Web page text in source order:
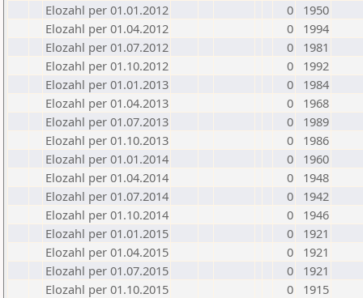
Elozahl per 01.01.2012
0
1950
Elozahl per 01.04.2012
0
1994
Elozahl per 01.07.2012
0
1981
Elozahl per 01.10.2012
0
1992
Elozahl per 01.01.2013
0
1984
Elozahl per 01.04.2013
0
1968
Elozahl per 01.07.2013
0
1989
Elozahl per 01.10.2013
0
1986
Elozahl per 01.01.2014
0
1960
Elozahl per 01.04.2014
0
1948
Elozahl per 01.07.2014
0
1942
Elozahl per 01.10.2014
0
1946
Elozahl per 01.01.2015
0
1921
Elozahl per 01.04.2015
0
1921
Elozahl per 01.07.2015
0
1921
Elozahl per 01.10.2015
0
1915